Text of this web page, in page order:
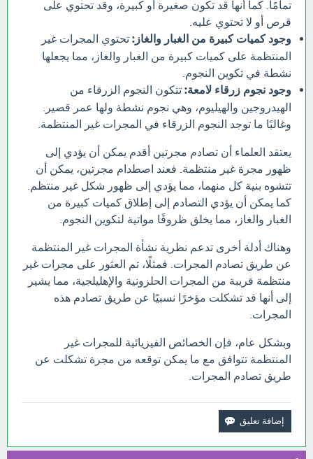
تمامًا. كما أنها قد تكون صغيرة أو كبيرة، وقد تحتوي على
قرص أو لا تحتوي عليه.
وجود كميات كبيرة من الغبار والغاز: تحتوي المجرات غير
المنتظمة على كميات كبيرة من الغبار والغاز، مما يجعلها
نشطة في تكوين النجوم.
وجود نجوم زرقاء لامعة: تتكون النجوم الزرقاء من
الهيدروجين والهيليوم، وهي نجوم نشطة ولها عمر قصير.
وغالبًا ما توجد النجوم الزرقاء في المجرات غير المنتظمة.
يعتقد العلماء أن تصادم مجرتين أقدم يمكن أن يؤدي إلى
ظهور مجرة غير منتظمة. فعند اصطدام مجرتين، يمكن أن
تتشوه بنية كل منهما، مما يؤدي إلى ظهور شكل غير منتظم.
كما يمكن أن يؤدي التصادم إلى إطلاق كميات كبيرة من
الغبار والغاز، مما يخلق ظروفًا مواتية لتكوين النجوم.
وهناك أدلة أخرى تدعم نظرية نشأة المجرات غير المنتظمة
عن طريق تصادم المجرات. فمثلًا، تم العثور على مجرات غير
منتظمة قريبة من المجرات الحلزونية والإهليلجية، مما يشير
إلى أنها قد تشكلت مؤخرًا نسبيًا عن طريق تصادم هذه
المجرات.
وبشكل عام، فإن الخصائص الفيزيائية للمجرات غير
المنتظمة تتوافق مع ما يمكن توقعه من مجرة تشكلت عن
طريق تصادم المجرات.